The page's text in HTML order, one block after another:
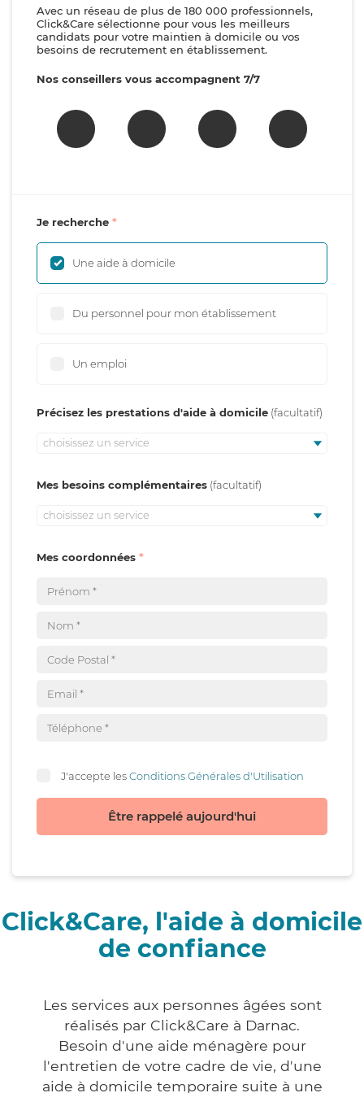
Avec un réseau de plus de 180 000 professionnels,
Click&Care sélectionne pour vous les meilleurs
candidats pour votre maintien à domicile ou vos
besoins de recrutement en établissement.
Nos conseillers vous accompagnent 7/7
Je recherche
Une aide à domicile
Du personnel pour mon établissement
Un emploi
Précisez les prestations d'aide à domicile
choisissez un service
Mes besoins complémentaires
choisissez un service
Mes coordonnées
J'accepte lesConditions Générales d'Utilisation
Être rappelé aujourd'hui
Click&Care, l'aide à domicile
de confiance
Les services aux personnes âgées sont
réalisés par Click&Care à Darnac.
Besoin d'une aide ménagère pour
l'entretien de votre cadre de vie, d'une
aide à domicile temporaire suite à une